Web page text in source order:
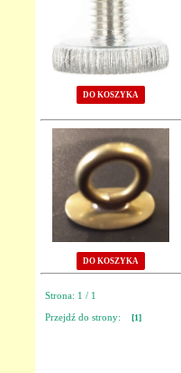
DO KOSZYKA
DO KOSZYKA
Strona: 1 / 1
Przejdź do strony:
[1]